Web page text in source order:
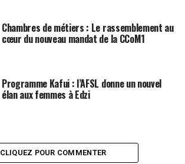
Chambres de métiers : Le rassemblement au
cœur du nouveau mandat de la CCoM1
Programme Kafui : l’AFSL donne un nouvel
élan aux femmes à Edzi
CLIQUEZ POUR COMMENTER